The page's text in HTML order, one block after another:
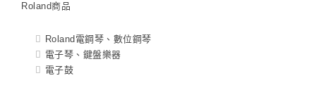
Roland商品
Roland電鋼琴、數位鋼琴
電子琴、鍵盤樂器
電子鼓